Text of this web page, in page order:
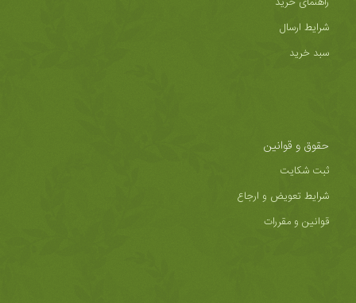
شرایط ارسال
سبد خرید
حقوق و قوانین
ثبت شکایت
شرایط تعویض و ارجاع
قوانین و مقررات